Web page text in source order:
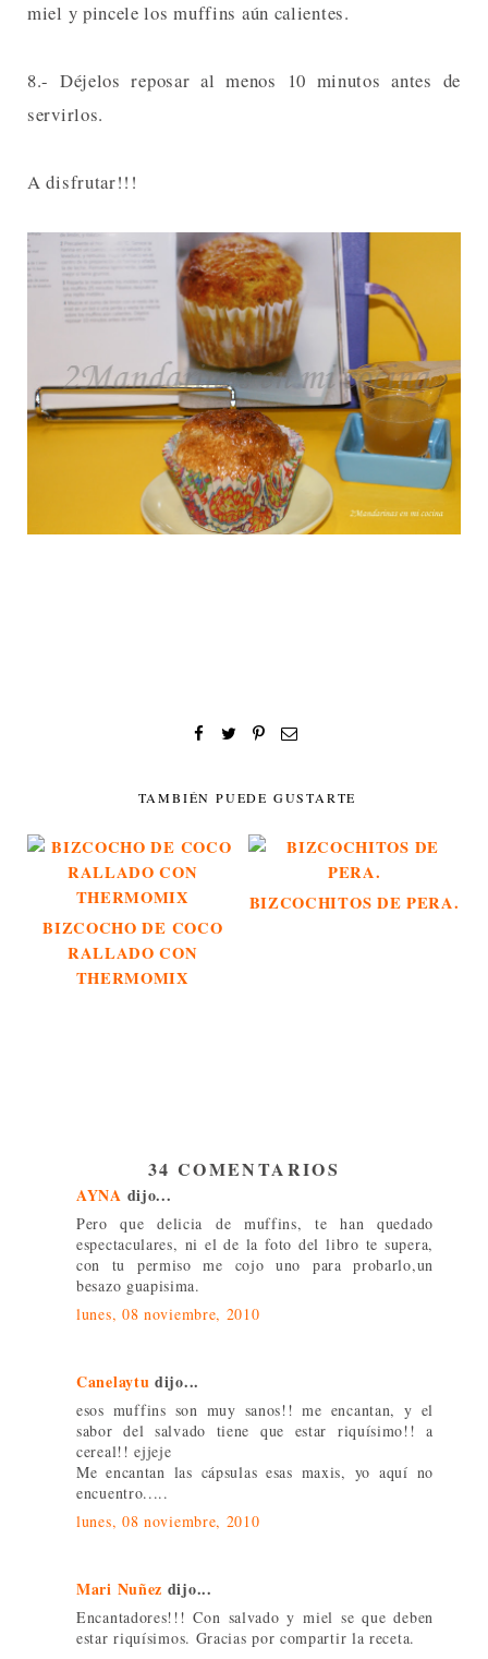
miel y pincele los muffins aún calientes.
8.- Déjelos reposar al menos 10 minutos antes de
servirlos.
A disfrutar!!!
TAMBIÉN PUEDE GUSTARTE
BIZCOCHO DE COCO
RALLADO CON
THERMOMIX
BIZCOCHITOS DE PERA.
34 COMENTARIOS
AYNA dijo...
Pero que delicia de muffins, te han quedado
espectaculares, ni el de la foto del libro te supera,
con tu permiso me cojo uno para probarlo,un
besazo guapisima.
lunes, 08 noviembre, 2010
Canelaytu dijo...
esos muffins son muy sanos!! me encantan, y el
sabor del salvado tiene que estar riquísimo!! a
cereal!! ejjeje
Me encantan las cápsulas esas maxis, yo aquí no
encuentro.....
lunes, 08 noviembre, 2010
Mari Nuñez dijo...
Encantadores!!! Con salvado y miel se que deben
estar riquísimos. Gracias por compartir la receta.